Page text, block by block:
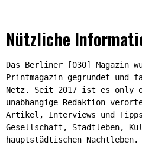
Nützliche
Das Berliner [030] Magazin
Printmagazin gegründet und
Netz. Seit 2017 ist es only
unabhängige Redaktion
Artikel, Interviews und Tipps
Gesellschaft, Stadtleben,
hauptstädtischen Nachtleben.